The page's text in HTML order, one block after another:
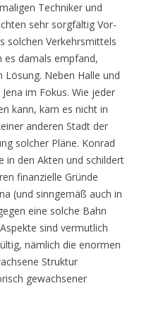
Techniker und
sehr sorgfältig Vor-
solchen Verkehrsmittels
es damals empfand,
Lösung. Neben Halle und
im Fokus. Wie jeder
kann, kam es nicht in
anderen Stadt der
solcher Pläne. Konrad
in den Akten und schildert
finanzielle Gründe
(und sinngemäß auch in
eine solche Bahn
sind vermutlich
nämlich die enormen
Struktur
gewachsener